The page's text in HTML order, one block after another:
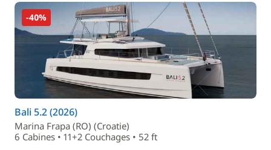
-40%
Bali 5.2 (2026)
Marina Frapa (RO) (Croatie)
6 Cabines • 11+2 Couchages • 52 ft